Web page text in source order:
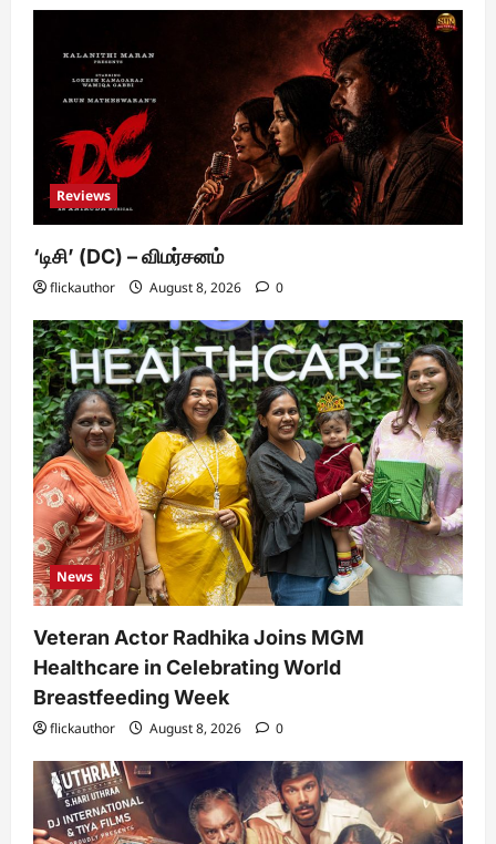
Reviews
‘டிசி’ (DC) – விமர்சனம்
flickauthor August 8, 2026 0
News
Veteran Actor Radhika Joins MGM
Healthcare in Celebrating World
Breastfeeding Week
flickauthor August 8, 2026 0